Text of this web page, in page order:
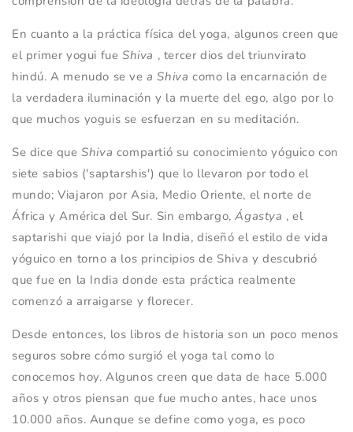
En cuanto a la práctica física del yoga, algunos creen que
el primer yogui fue Shiva , tercer dios del triunvirato
hindú. A menudo se vea Shiva como la encarnación de
la verdadera iluminación y la muerte del ego, algo por lo
que muchos yoguis se esfuerzan en su meditación.
Se dice que Shiva compartió su conocimiento yóguico con
siete sabios ('saptarshis') que lo llevaron por todo el
mundo; Viajaron por Asia, Medio Oriente, el norte de
África y América del Sur. Sin embargo, Ágastya , el
saptarishi que viajó por la India, diseñó el estilo de vida
yóguico en torno a los principios de Shiva y descubrió
que fue en la India donde esta práctica realmente
comenzó a arraigarse y florecer.
Desde entonces, los libros de historia son un poco menos
seguros sobre cómo surgió el yoga tal como lo
conocemos hoy. Algunos creen que data de hace 5.000
años y otros piensan que fue mucho antes, hace unos
10.000 años. Aunque se define como yoga, es poco